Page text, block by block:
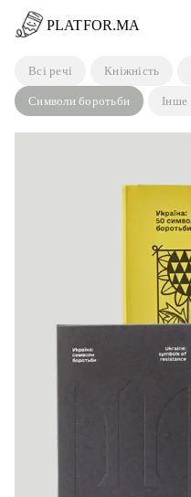
Пропустити
PLATFOR.MA
Всі речі Кніжність
Символи боротьби Інше